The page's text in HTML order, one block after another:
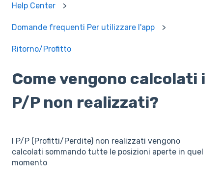
Help Center
Domande frequenti Per utilizzare l'app
Ritorno/Profitto
Come vengono calcolati i
P/P non realizzati?
I P/P (Profitti/Perdite) non realizzati vengono
calcolati sommando tutte le posizioni aperte in quel
momento